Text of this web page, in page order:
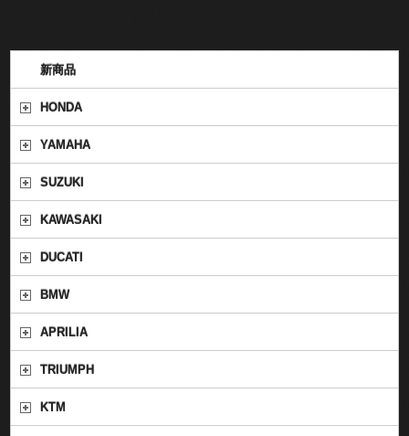
新商品
HONDA
YAMAHA
SUZUKI
KAWASAKI
DUCATI
BMW
APRILIA
TRIUMPH
KTM